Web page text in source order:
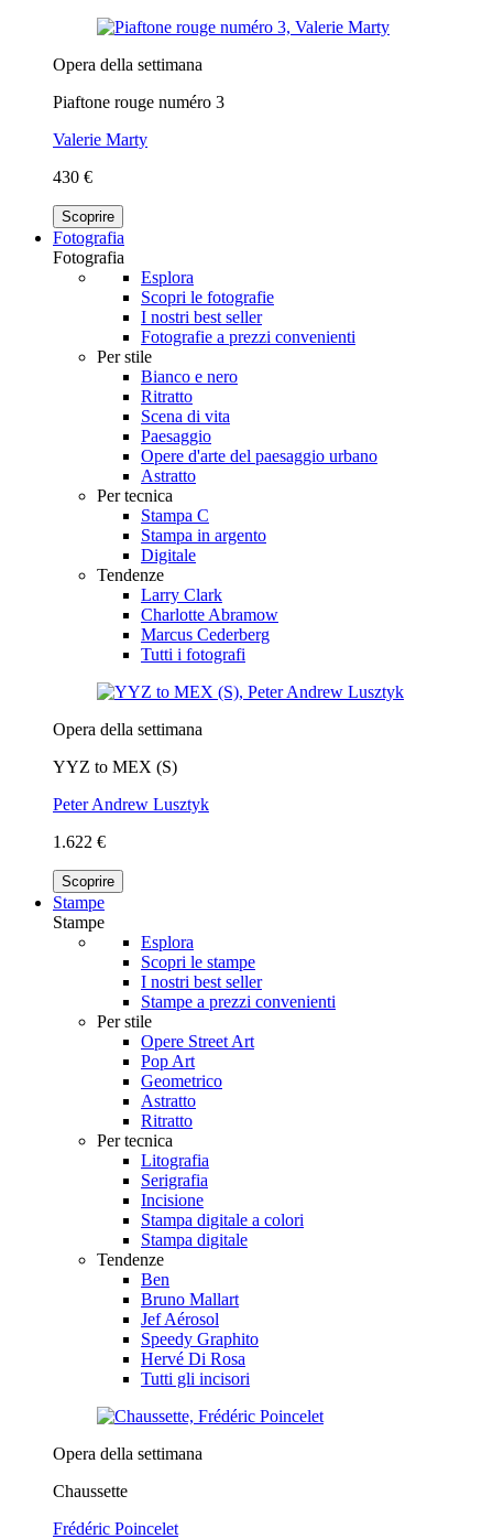
Opera della settimana
Piaftone rouge numéro 3
Valerie Marty
430 €
Scoprire
Fotografia
Fotografia
Esplora
Scopri le fotografie
I nostri best seller
Fotografie a prezzi convenienti
Per stile
Bianco e nero
Ritratto
Scena di vita
Paesaggio
Opere d'arte del paesaggio urbano
Astratto
Per tecnica
Stampa C
Stampa in argento
Digitale
Tendenze
Larry Clark
Charlotte Abramow
Marcus Cederberg
Tutti i fotografi
Opera della settimana
YYZ to MEX (S)
Peter Andrew Lusztyk
1.622 €
Scoprire
Stampe
Stampe
Esplora
Scopri le stampe
I nostri best seller
Stampe a prezzi convenienti
Per stile
Opere Street Art
Pop Art
Geometrico
Astratto
Ritratto
Per tecnica
Litografia
Serigrafia
Incisione
Stampa digitale a colori
Stampa digitale
Tendenze
Ben
Bruno Mallart
Jef Aérosol
Speedy Graphito
Hervé Di Rosa
Tutti gli incisori
Opera della settimana
Chaussette
Frédéric Poincelet